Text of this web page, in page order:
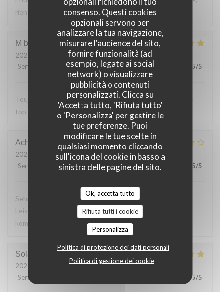
consenso. Questi cookies
opzionali servono per
analizzare la tua navigazione,
misurare l'audience del sito,
fornire funzionalità (ad
esempio, legate ai social
network) o visualizzare
pubblicità o contenuti
personalizzati. Clicca su
'Accetta tutto', 'Rifiuta tutto'
o 'Personalizza' per gestire le
tue preferenze. Puoi
modificare le tue scelte in
qualsiasi momento cliccando
sull'icona del cookie in basso a
sinistra delle pagine del sito.
Ok, accetta tutto
Rifiuta tutti i cookie
Personalizza
Politica di protezione dei dati personali
Politica di gestione dei cookie
rien a reprocher sur les plats.
M bouchon
2026-07-24
- 19:30 - Ospiti 2
Servizio
Atmosfera:5/5 Cucina :5 /5 Qualità / Prezzo 5/5
Toujours Aussi bon avec les produits locaux, l'accueil et au
top. Lo
Achim
2026-07-24
- 19:30 - Ospiti 2
Servizio
Atmosfera : 4/5 Cucina: 4 /5 Qualità / Prezzo 5/5
Sehr leckeres 3 Gang Menü mit guten Preis
Leistungsverhältnis. Nettes freundliches Personal Wir
kommen gerne wieder
Solange
2026-07-24
- 13:30 - Ospiti 2
Servizio
5/5